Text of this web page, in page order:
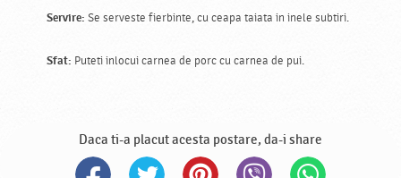
Servire: Se serveste fierbinte, cu ceapa taiata in inele subtiri.
Sfat: Puteti inlocui carnea de porc cu carnea de pui.
Daca ti-a placut acesta postare, da-i share